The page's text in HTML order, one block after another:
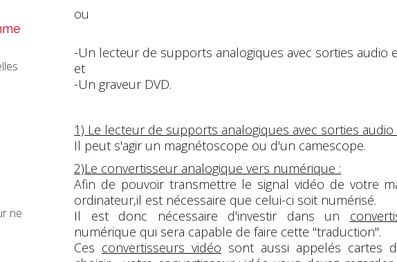
ne
ou
-Un lecteur de supports analogiques avec sorties audio
et
-Un graveur DVD.
1) Le lecteur de supports analogiques avec sorties audio
Il peut s'agir un magnétoscope ou d'un camescope.
2)Le convertisseur analogique vers numérique :
Afin de pouvoir transmettre le signal vidéo de votre
ordinateur,il est nécessaire que celui-ci soit numérisé.
Il est donc nécessaire d'investir dans un
numérique qui sera capable de faire cette "traduction".
Ces convertisseurs vidéo sont aussi appelés cartes